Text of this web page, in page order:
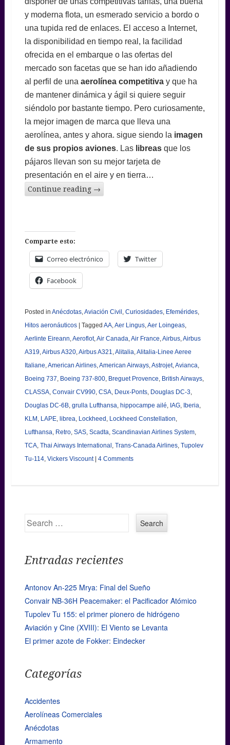
y moderna flota, un esmerado servicio a bordo o
una tupida red de enlaces. El acceso a Internet,
la disponibilidad en tiempo real, la facilidad
ofrecida en el embarque o las ofertas del
mercado son facetas que se han ido añadiendo
al perfil de una aerolínea competitivay que ha
de mantener dinámica y ágil si quiere seguir
siéndolo por bastante tiempo. Pero curiosamente,
la mejor imagen de marca que lleva una
aerolínea, antes y ahora. sigue siendo la imagen
de sus propios aviones. Laslibreasque los
pájaros llevan son su mejor tarjeta de
presentación en el aire y en tierra…
Continue reading →
Comparte esto:
Correo electrónico Twitter
Facebook
Posted in Anécdotas,Aviación Civil , Curiosidades, Efemérides,
Hitos aeronáuticos
Tagged AA,Aer Lingus,Aer Loingeas,
Aerlinte Eireann,Aeroflot,Air Canada,Air France,Airbus,Airbus
A319,Airbus A320,Airbus A321,Alitalia,Alitalia-Linee Aeree
Italiane,American Airlines,American Airways,Astrojet,Avianca,
Boeing 737, Boeing 737-800, Breguet Provence, British Airways,
CLASSA, Convair CV990, CSA, Deux-Ponts, Douglas DC-3,
Douglas DC-6B, grulla Lufthansa, hippocampe ailé, IAG, Iberia,
KLM , LAPE, librea, Lockheed , Lockheed Constellation,
Lufthansa, Retro, SAS, Scadta, Scandinavian Airlines System,
TCA, Thai Airways International , Trans-Canada Airlines, Tupolev
Tu-114, Vickers Viscount 4 Comments
Search
Entradas recientes
Antonov An-225 Mrya: Final del Sueño
Convair NB-36H Peacemaker: el Pacificador Atómico
Tupolev Tu 155: el primer pionero de hidrógeno
Aviación y Cine (XVIII): El Viento se Levanta
El primer azote de Fokker: Eindecker
Categorías
Accidentes
Aerolíneas Comerciales
Anécdotas
Armamento